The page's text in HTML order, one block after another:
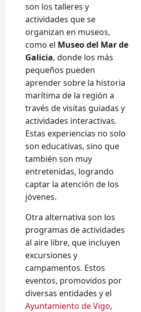
son los talleres y
actividades que se
organizan en museos,
como el Museo del Mar de
Galicia, donde los más
pequeños pueden
aprender sobre la historia
marítima de la región a
través de visitas guiadas y
actividades interactivas.
Estas experiencias no solo
son educativas, sino que
también son muy
entretenidas, logrando
captar la atención de los
jóvenes.
Otra alternativa son los
programas de actividades
al aire libre, que incluyen
excursiones y
campamentos. Estos
eventos, promovidos por
diversas entidades y el
Ayuntamiento de Vigo,